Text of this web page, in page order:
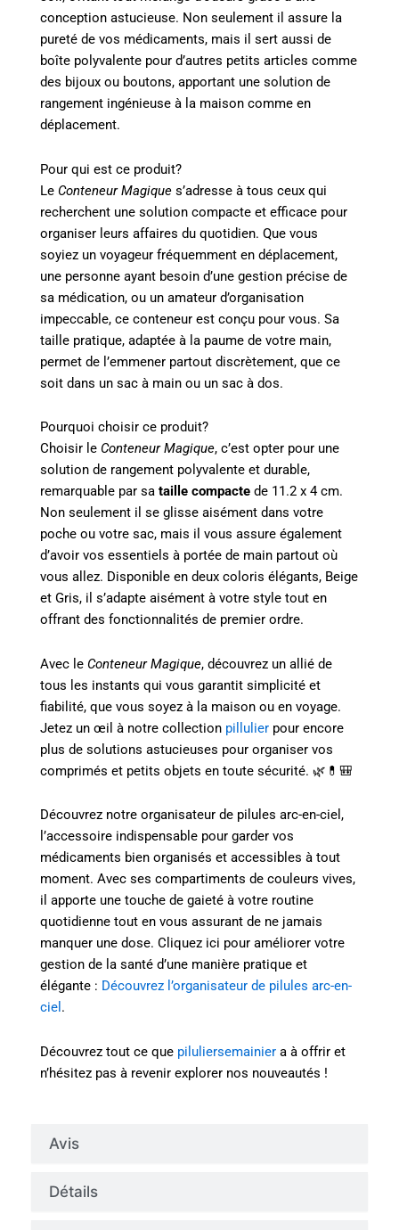
Avis
Détails
conception astucieuse. Non seulement il assure la
pureté de vos médicaments, mais il sert aussi de
boîte polyvalente pour d’autres petits articles comme
des bijoux ou boutons, apportant une solution de
rangement ingénieuse à la maison comme en
déplacement.
Pour qui est ce produit?
Le Conteneur Magique s’adresse à tous ceux qui
recherchent une solution compacte et efficace pour
organiser leurs affaires du quotidien. Que vous
soyiez un voyageur fréquemment en déplacement,
une personne ayant besoin d’une gestion précise de
sa médication, ou un amateur d’organisation
impeccable, ce conteneur est conçu pour vous. Sa
taille pratique, adaptée à la paume de votre main,
permet de l’emmener partout discrètement, que ce
soit dans un sac à main ou un sac à dos.
Pourquoi choisir ce produit?
Choisir le Conteneur Magique, c’est opter pour une
solution de rangement polyvalente et durable,
remarquable par sa taille compacte de 11.2 x 4 cm.
Non seulement il se glisse aisément dans votre
poche ou votre sac, mais il vous assure également
d’avoir vos essentiels à portée de main partout où
vous allez. Disponible en deux coloris élégants, Beige
et Gris, il s’adapte aisément à votre style tout en
offrant des fonctionnalités de premier ordre.
Avec le Conteneur Magique, découvrez un allié de
tous les instants qui vous garantit simplicité et
fiabilité, que vous soyez à la maison ou en voyage.
Jetez un œil à notre collection pillulier pour encore
plus de solutions astucieuses pour organiser vos
comprimés et petits objets en toute sécurité. 🌿💊🎒
Découvrez notre organisateur de pilules arc-en-ciel,
l’accessoire indispensable pour garder vos
médicaments bien organisés et accessibles à tout
moment. Avec ses compartiments de couleurs vives,
il apporte une touche de gaieté à votre routine
quotidienne tout en vous assurant de ne jamais
manquer une dose. Cliquez ici pour améliorer votre
gestion de la santé d’une manière pratique et
élégante : Découvrez l’organisateur de pilules arc-en-
ciel .
Découvrez tout ce que piluliersemainier a à offrir et
n’hésitez pas à revenir explorer nos nouveautés !